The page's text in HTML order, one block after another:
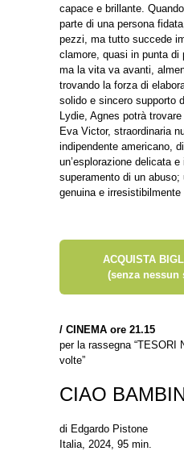
capace e brillante.
parte di una persona
pezzi, ma tutto succede
clamore, quasi in punta di
ma la vita va avanti,
trovando la forza di
solido e sincero supporto
Lydie, Agnes potrà
Eva Victor, straordinaria
indipendente americano,
un’esplorazione delicata
superamento di un abuso;
genuina e irresistibilmente
ACQUISTA
(senza nessun
/ CINEMA ore 21.15
per la rassegna
volte”
CIAO
di Edgardo Pistone
Italia, 2024, 95 min.